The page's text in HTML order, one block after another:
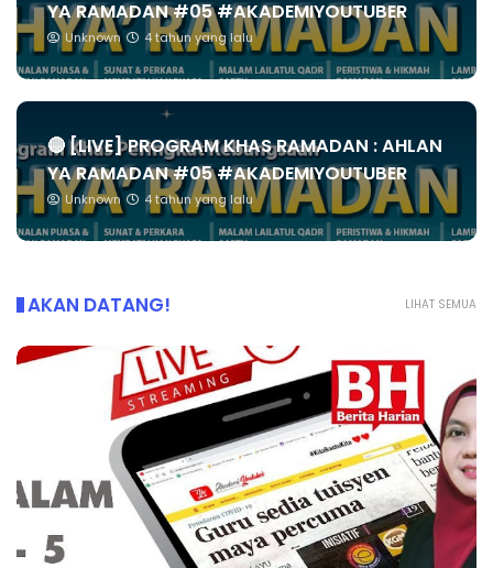
YA RAMADAN #05 #AKADEMIYOUTUBER
Unknown 4 tahun yang lalu
🔴 [LIVE] PROGRAM KHAS RAMADAN : AHLAN
YA RAMADAN #05 #AKADEMIYOUTUBER
Unknown 4 tahun yang lalu
LIHAT SEMUA
AKAN DATANG!